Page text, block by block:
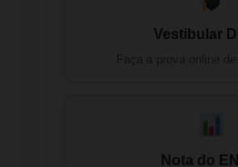
Vestibular
Nota do